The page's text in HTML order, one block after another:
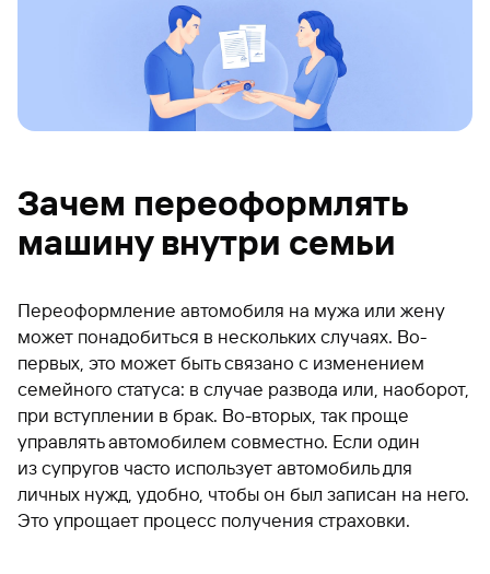
Зачем переоформлять
машину внутри семьи
Переоформление автомобиля на мужа или жену
может понадобиться в нескольких случаях. Во-
первых, это может быть связано с изменением
семейного статуса: в случае развода или, наоборот,
при вступлении в брак. Во-вторых, так проще
управлять автомобилем совместно. Если один
из супругов часто использует автомобиль для
личных нужд, удобно, чтобы он был записан на него.
Это упрощает процесс получения страховки.